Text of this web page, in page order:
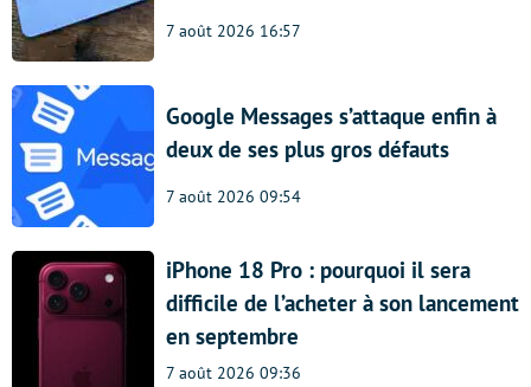
7 août 2026 16:57
Google Messages s’attaque enfin à
deux de ses plus gros défauts
7 août 2026 09:54
iPhone 18 Pro : pourquoi il sera
difficile de l’acheter à son lancement
en septembre
7 août 2026 09:36